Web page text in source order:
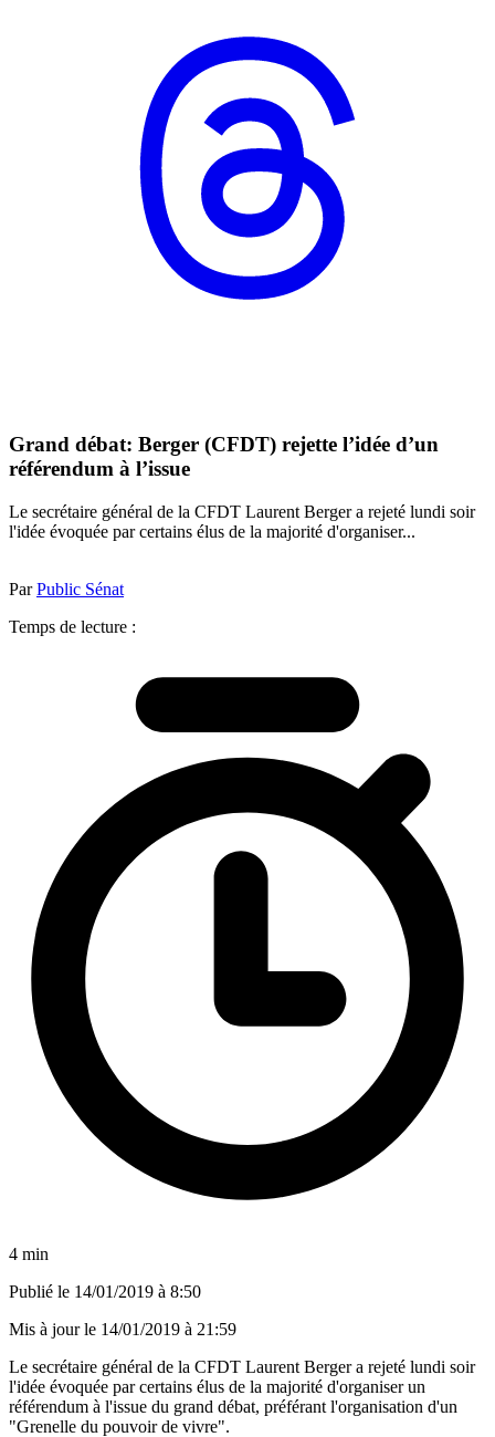
Grand débat: Berger (CFDT) rejette l’idée d’un
référendum à l’issue
Le secrétaire général de la CFDT Laurent Berger a rejeté lundi soir
l'idée évoquée par certains élus de la majorité d'organiser...
ParPublic Sénat
Temps de lecture :
4 min
Publié le 14/01/2019 à 8:50
Mis à jour le 14/01/2019 à 21:59
Le secrétaire général de la CFDT Laurent Berger a rejeté lundi soir
l'idée évoquée par certains élus de la majorité d'organiser un
référendum à l'issue du grand débat, préférant l'organisation d'un
"Grenelle du pouvoir de vivre".